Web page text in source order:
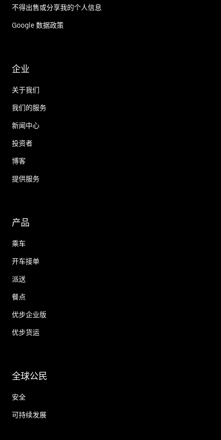
不得出售或分享我的个人信息
Google 数据政策
企业
关于我们
我们的服务
新闻中心
投资者
博客
提供服务
产品
乘车
开车接单
派送
餐点
优步企业版
优步货运
全球公民
安全
可持续发展